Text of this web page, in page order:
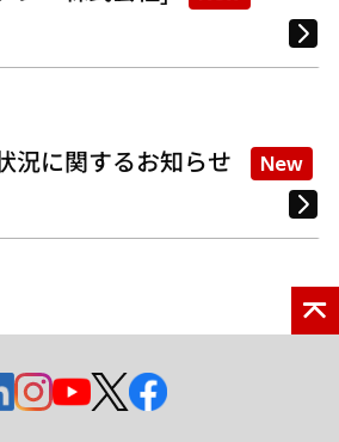
況に関するお知らせ New
新
し
新
新
し
新
し
新